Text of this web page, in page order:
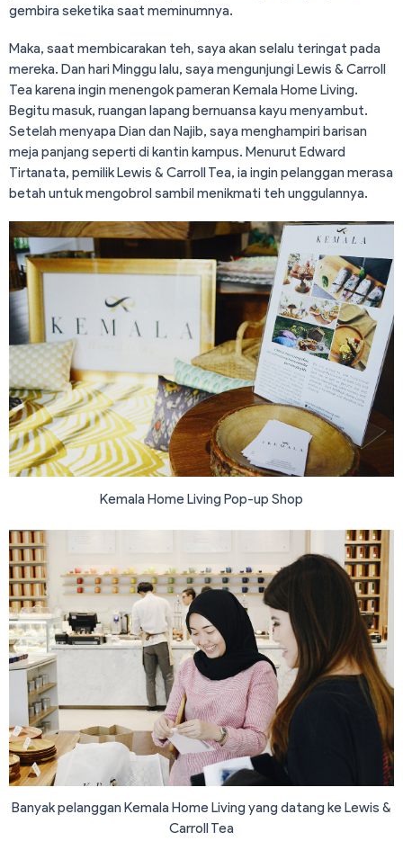
gembira seketika saat meminumnya.
Maka, saat membicarakan teh, saya akan selalu teringat pada
mereka. Dan hari Minggu lalu, saya mengunjungi Lewis & Carroll
Tea karena ingin menengok pameran Kemala Home Living.
Begitu masuk, ruangan lapang bernuansa kayu menyambut.
Setelah menyapa Dian dan Najib, saya menghampiri barisan
meja panjang seperti di kantin kampus. Menurut Edward
Tirtanata, pemilik Lewis & Carroll Tea, ia ingin pelanggan merasa
betah untuk mengobrol sambil menikmati teh unggulannya.
Kemala Home Living Pop-up Shop
Banyak pelanggan Kemala Home Living yang datang ke Lewis &
Carroll Tea